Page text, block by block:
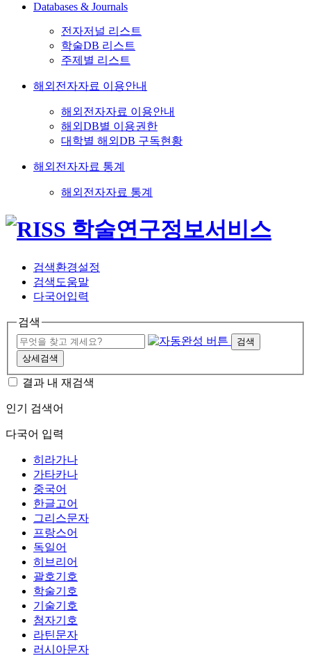
Databases & Journals
전자저널 리스트
학술DB 리스트
주제별 리스트
해외전자자료 이용안내
해외전자자료 이용안내
해외DB별 이용권한
대학별 해외DB 구독현황
해외전자자료 통계
해외전자자료 통계
검색환경설정
검색도움말
다국어입력
검색
검색
상세검색
결과 내 재검색
인기 검색어
다국어 입력
히라가나
가타카나
중국어
한글고어
그리스문자
프랑스어
독일어
히브리어
괄호기호
학술기호
기술기호
첨자기호
라틴문자
러시아문자